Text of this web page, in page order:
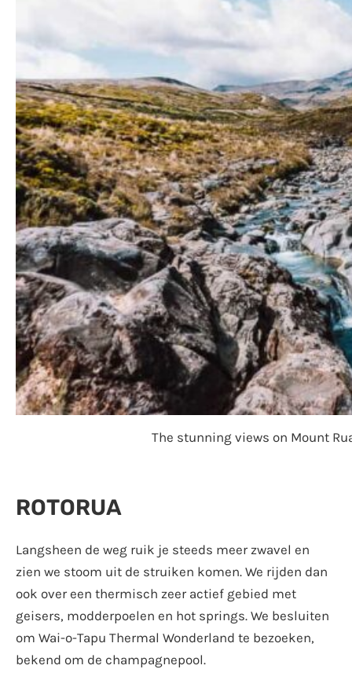
The stunning views on Mount
ROTORUA
Langsheen de weg ruik je steeds meer zwavel en
zien we stoom uit de struiken komen. We rijden dan
ook over een thermisch zeer actief gebied met
geisers, modderpoelen en hot springs. We besluiten
om Wai-o-Tapu Thermal Wonderland te bezoeken,
bekend om de champagnepool.